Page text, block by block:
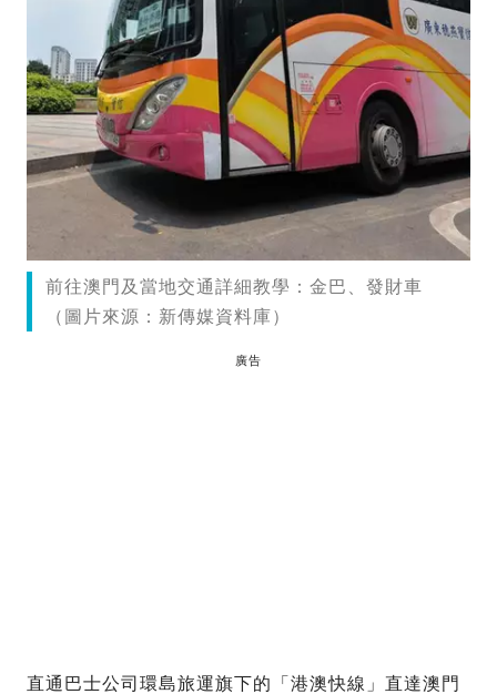
前往澳門及當地交通詳細教學：金巴、發財車
（圖片來源：新傳媒資料庫）
廣告
直通巴士公司環島旅運旗下的「港澳快線」直達澳門